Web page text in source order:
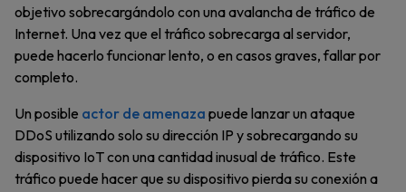
objetivo sobrecargándolo con una avalancha de tráfico de
Internet. Una vez que el tráfico sobrecarga al servidor,
puede hacerlo funcionar lento, o en casos graves, fallar por
completo.
Un posible actor de amenaza puede lanzar un ataque
DDoS utilizando solo su dirección IP y sobrecargando su
dispositivo IoT con una cantidad inusual de tráfico. Este
tráfico puede hacer que su dispositivo pierda su conexión a